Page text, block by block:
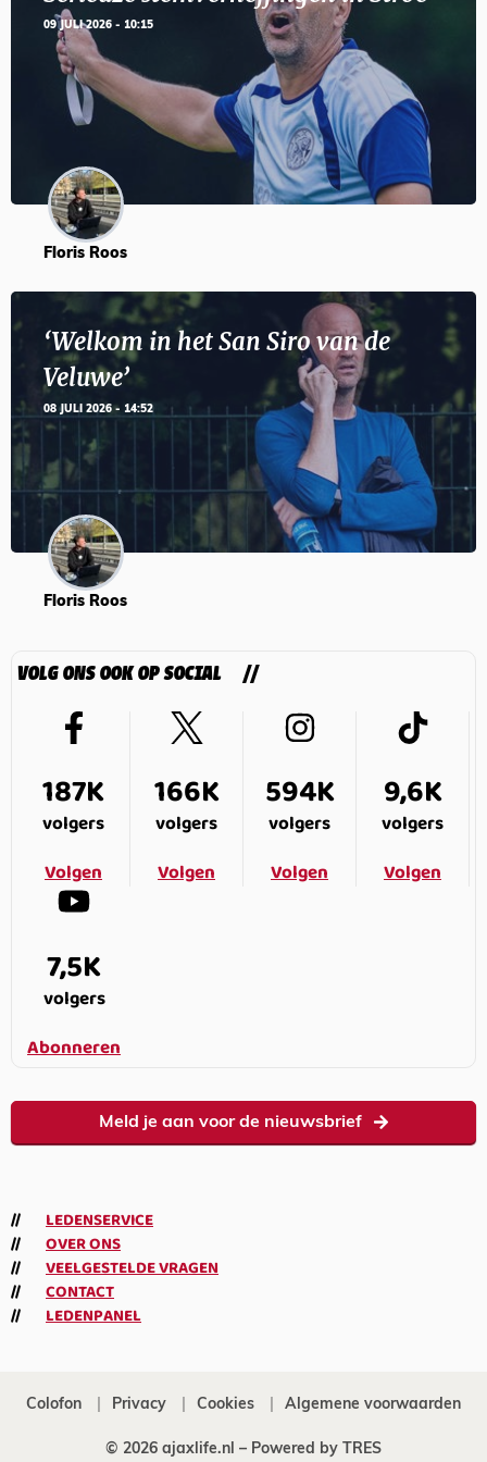
09 JULI 2026 - 10:15
Floris Roos
‘Welkom in het San Siro van de
Veluwe’
08 JULI 2026 - 14:52
Floris Roos
VOLG ONS OOK OP SOCIAL
187K
volgers
Volgen
166K
volgers
Volgen
594K
volgers
Volgen
9,6K
volgers
Volgen
7,5K
volgers
Abonneren
Meld je aan voor de nieuwsbrief
LEDENSERVICE
OVER ONS
VEELGESTELDE VRAGEN
CONTACT
LEDENPANEL
Colofon Privacy Cookies Algemene voorwaarden
© 2026 ajaxlife.nl – Powered by TRES